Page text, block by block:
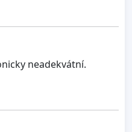
neadekvátní.